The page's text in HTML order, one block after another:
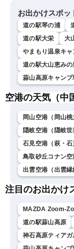
お出かけスポッ
道の駅琴の浦
道の駅大栄
大
やまもり温泉キャ
道の駅大山恵みの
蒜山高原キャンプ
空港の天気（中
岡山空港（岡山桃
隠岐空港（隠岐世
石見空港（萩・石
鳥取砂丘コナン空
出雲空港（出雲縁
注目のお出かけ
MAZDA Zoom-
道の駅蒜山高原
神石高原ティアガ